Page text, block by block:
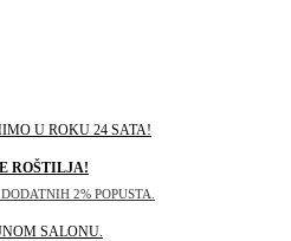
U ROKU 24 SATA!
ROŠTILJA!
2% POPUSTA.
SALONU.